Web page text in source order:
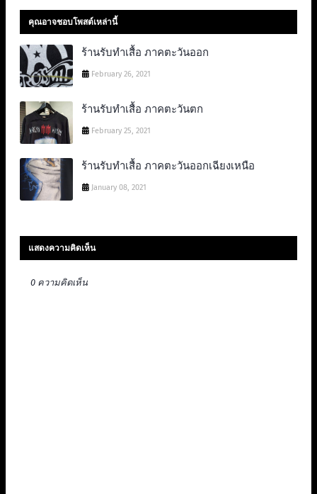
คุณอาจชอบโพสต์เหล่านี้
ร้านรับทำเสื้อ ภาคตะวันออก
February 26, 2021
ร้านรับทำเสื้อ ภาคตะวันตก
February 25, 2021
ร้านรับทำเสื้อ ภาคตะวันออกเฉียงเหนือ
January 08, 2021
แสดงความคิดเห็น
0 ความคิดเห็น